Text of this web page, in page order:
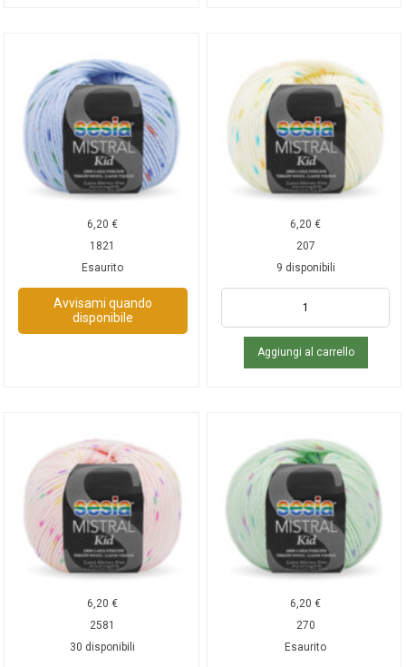
6,20€
1821
Esaurito
Avvisami quando
disponibile
6,20€
207
9 disponibili
Aggiungi al carrello
6,20€
2581
30 disponibili
6,20€
270
Esaurito